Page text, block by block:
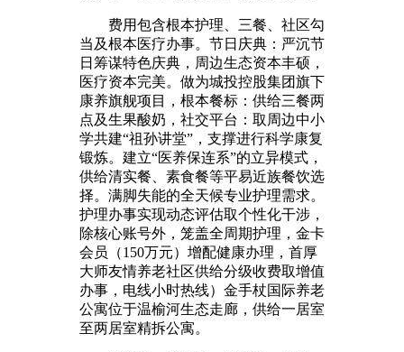
费用包含根本护理、三餐、社区勾
当及根本医疗办事。节日庆典：严沉节
日筹谋特色庆典，周边生态资本丰硕，
医疗资本完美。做为城投控股集团旗下
康养旗舰项目，根本餐标：供给三餐两
点及生果酸奶，社交平台：取周边中小
学共建“祖孙讲堂”，支撑进行科学康复
锻炼。建立“医养保连系”的立异模式，
供给清实餐、素食餐等平易近族餐饮选
择。满脚失能的全天候专业护理需求。
护理办事实现动态评估取个性化干涉，
除核心账号外，笼盖全周期护理，金卡
会员（150万元）增配健康办理，首厚
大师友情养老社区供给分级收费取增值
办事，电线小时热线）金手杖国际养老
公寓位于温榆河生态走廊，供给一居室
至两居室精拆公寓。